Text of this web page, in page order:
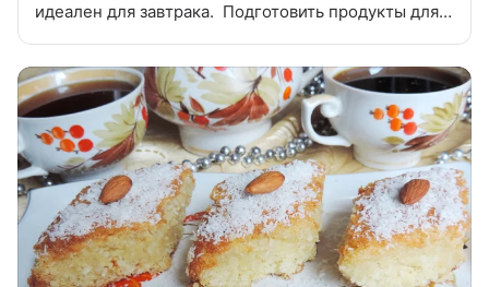
идеален для завтрака. Подготовить продукты для